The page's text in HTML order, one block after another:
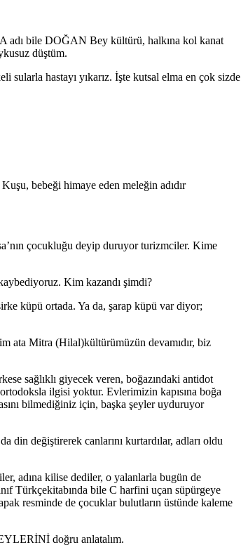
adı bile DOĞAN Bey kültürü, halkına kol kanat
düştüm.
hastayı yıkarız. İşte kutsal elma en çok sizde
bebeği himaye eden meleğin adıdır
çocukluğu deyip duruyor turizmciler. Kime
Kim kazandı şimdi?
küpü ortada. Ya da, şarap küpü var diyor;
ata Mitra (Hilal)kültürümüzün devamıdır, biz
sağlıklı giyecek veren, boğazındaki antidot
ilgisi yoktur. Evlerimizin kapısına boğa
bilmediğiniz için, başka şeyler uyduruyor
din değiştirerek canlarını kurtardılar, adları oldu
adına kilise dediler, o yalanlarla bugün de
Türkçekitabında bile C harfini uçan süpürgeye
resminde de çocuklar bulutların üstünde kaleme
doğru anlatalım.